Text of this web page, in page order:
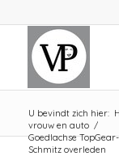
U bevindt zich hier:
vrouw en auto /
Goedlachse
Schmitz overleden